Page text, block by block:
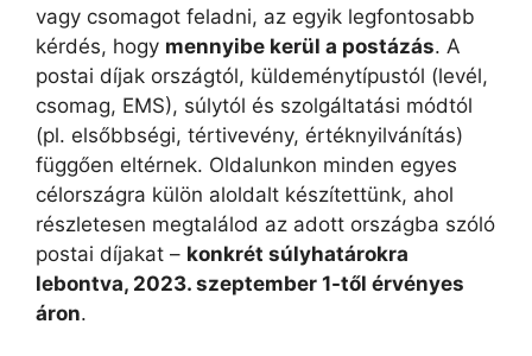
vagy csomagot feladni, az egyik legfontosabb
kérdés, hogy mennyibe kerül a postázás. A
postai díjak országtól, küldeménytípustól (levél,
csomag, EMS), súlytól és szolgáltatási módtól
(pl. elsőbbségi, tértivevény, értéknyilvánítás)
függően eltérnek. Oldalunkon minden egyes
célországra külön aloldalt készítettünk, ahol
részletesen megtalálod az adott országba szóló
postai díjakat – konkrét súlyhatárokra
lebontva, 2023. szeptember 1-től érvényes
áron.